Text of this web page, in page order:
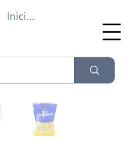
Iniciar sesión